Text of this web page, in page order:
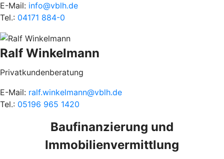
E-Mail: info@vblh.de
Tel.: 04171 884-0
Ralf Winkelmann
Privatkundenberatung
E-Mail: ralf.winkelmann@vblh.de
Tel.: 05196 965 1420
Baufinanzierung und
Immobilienvermittlung